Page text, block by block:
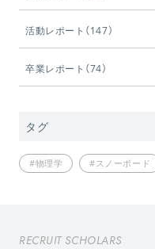
活動レポート（147）
卒業レポート（74）
タグ
#物理学 #スノーボード
RECRUIT SCHOLARS